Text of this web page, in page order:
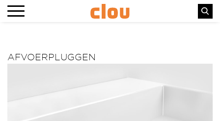
AFVOERPLUGGEN